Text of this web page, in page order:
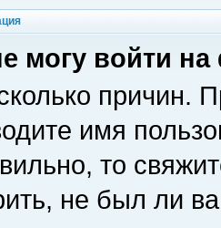
могу войти
причин.
имя
то
не был ли